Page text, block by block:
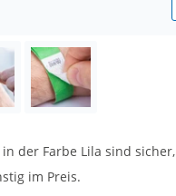
der Farbe Lila sind sicher,
im Preis.